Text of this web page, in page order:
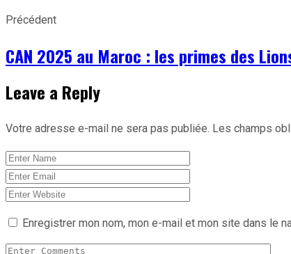
Précédent
CAN 2025 au Maroc : les primes des
Leave a Reply
Votre adresse e-mail ne sera pas publiée. Les champs
Enregistrer mon nom, mon e-mail et mon site dans le